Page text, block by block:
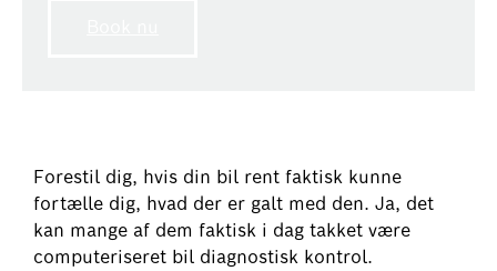
Forestil dig, hvis din bil rent faktisk kunne
fortælle dig, hvad der er galt med den. Ja, det
kan mange af dem faktisk i dag takket være
computeriseret bil diagnostisk kontrol.